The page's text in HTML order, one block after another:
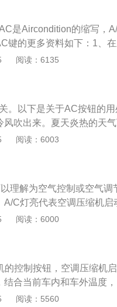
调制热与压缩机没有关系
吹到车内，基本没有能量
是Aircondition的缩写，
键的更多资料如下：1、
时，电磁离合器吸合，压
调的压缩机才会工作，鼓
要降低车内的温度，按下
风吹出来。3、如果配置
键，自动空调会根据车内
冷的冬天时需要使车内的
阅读：6135
。以下是关于AC按钮的
风吹出来。夏天炎热的天
工作，吹出冷风。汽车空
是靠发动机产生的热量，
所以不需要打开A/C键。2
反而会因压缩机运转产生
全可以将其A/C关闭，不
阅读：6003
理解为空气控制或空气调
C灯亮代表空调压缩机启
手动空调和自动空调，无
过程：1、压缩过程：压
它压缩成高温高压的气体
进入冷凝器，由于压力
热量。3、节流过程：温度
力和温度急剧下降，以雾
阅读：6000
控制按钮，空调压缩机
合当前车内和车外温度
需要打开ac开关。汽车
阅读：5560